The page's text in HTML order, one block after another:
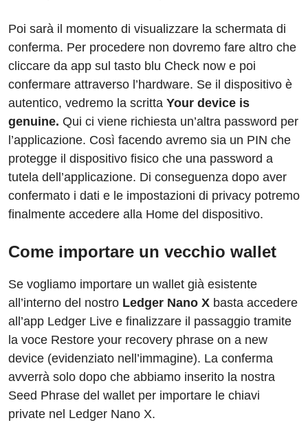
Poi sarà il momento di visualizzare la schermata di
conferma. Per procedere non dovremo fare altro che
cliccare da app sul tasto blu Check now e poi
confermare attraverso l’hardware. Se il dispositivo è
autentico, vedremo la scritta Your device is
genuine. Qui ci viene richiesta un’altra password per
l’applicazione. Così facendo avremo sia un PIN che
protegge il dispositivo fisico che una password a
tutela dell’applicazione. Di conseguenza dopo aver
confermato i dati e le impostazioni di privacy potremo
finalmente accedere alla Home del dispositivo.
Come importare un vecchio wallet
Se vogliamo importare un wallet già esistente
all’interno del nostro Ledger Nano X basta accedere
all’app Ledger Live e finalizzare il passaggio tramite
la voce Restore your recovery phrase on a new
device (evidenziato nell’immagine). La conferma
avverrà solo dopo che abbiamo inserito la nostra
Seed Phrase del wallet per importare le chiavi
private nel Ledger Nano X.